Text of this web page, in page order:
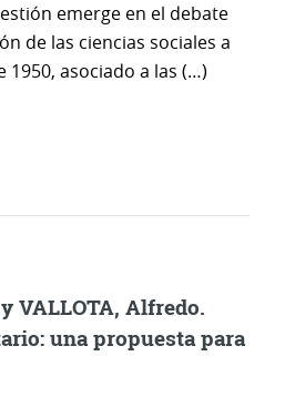
emerge en el debate
de las ciencias sociales a
1950, asociado a las (…)
VALLOTA, Alfredo.
una propuesta para